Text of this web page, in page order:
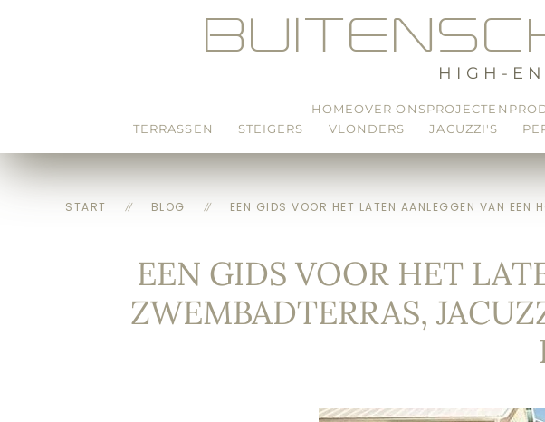
HIGH-
HOMEOVER ONSPROJECTEN
TERRASSEN
STEIGERS VLONDERS JACUZZI'S
START BLOG EEN GIDS VOOR HET LATEN AANLEGGEN VAN EEN
EEN GIDS VOOR HET
ZWEMBADTERRAS,